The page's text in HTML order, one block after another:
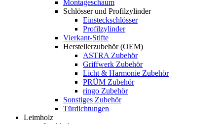
Montageschaum
Schlösser und Profilzylinder
Einsteckschlösser
Profilzylinder
Vierkant-Stifte
Herstellerzubehör (OEM)
ASTRA Zubehör
Griffwerk Zubehör
Licht & Harmonie Zubehör
PRÜM Zubehör
ringo Zubehör
Sonstiges Zubehör
Türdichtungen
Leimholz